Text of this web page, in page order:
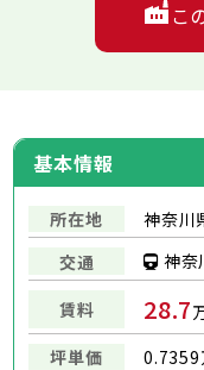
基本情報
所在地
神奈川
交通
神奈
賃料 28.7
坪単価
0.7359
こ